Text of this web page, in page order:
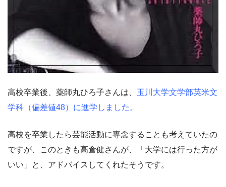
高校卒業後、薬師丸ひろ子さんは、 玉川大学文学部英米文
学科（偏差値48）に進学しました。
高校を卒業したら芸能活動に専念することも考えていたの
ですが、このときも高倉健さんが、「大学には行った方が
いい」と、アドバイスしてくれたそうです。